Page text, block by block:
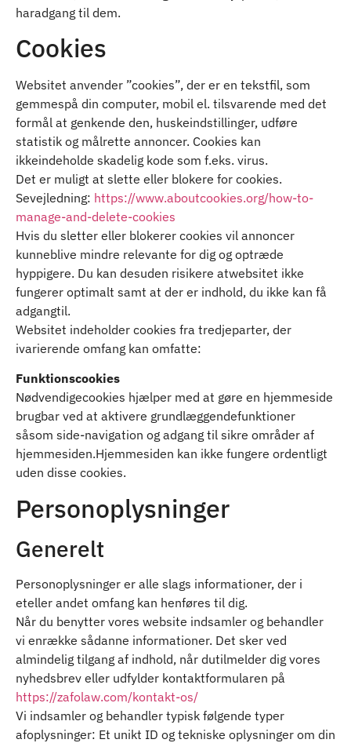
haradgang til dem.
Cookies
Websitet anvender ”cookies”, der er en tekstfil, som
gemmespå din computer, mobil el. tilsvarende med det
formål at genkende den, huskeindstillinger, udføre
statistik og målrette annoncer. Cookies kan
ikkeindeholde skadelig kode som f.eks. virus.
Det er muligt at slette eller blokere for cookies.
Sevejledning: https://www.aboutcookies.org/how-to-
manage-and-delete-cookies
Hvis du sletter eller blokerer cookies vil annoncer
kunneblive mindre relevante for dig og optræde
hyppigere. Du kan desuden risikere atwebsitet ikke
fungerer optimalt samt at der er indhold, du ikke kan få
adgangtil.
Websitet indeholder cookies fra tredjeparter, der
ivarierende omfang kan omfatte:
Funktionscookies
Nødvendigecookies hjælper med at gøre en hjemmeside
brugbar ved at aktivere grundlæggendefunktioner
såsom side-navigation og adgang til sikre områder af
hjemmesiden.Hjemmesiden kan ikke fungere ordentligt
uden disse cookies.
Personoplysninger
Generelt
Personoplysninger er alle slags informationer, der i
eteller andet omfang kan henføres til dig.
Når du benytter vores website indsamler og behandler
vi enrække sådanne informationer. Det sker ved
almindelig tilgang af indhold, når dutilmelder dig vores
nyhedsbrev eller udfylder kontaktformularen på
https://zafolaw.com/kontakt-os/
Vi indsamler og behandler typisk følgende typer
afoplysninger: Et unikt ID og tekniske oplysninger om din